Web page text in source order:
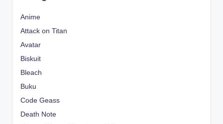
Anime
Attack on Titan
Avatar
Biskuit
Bleach
Buku
Code Geass
Death Note